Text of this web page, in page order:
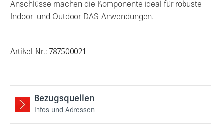
Anschlüsse machen die Komponente ideal für robuste
Indoor- und Outdoor-DAS-Anwendungen.
Artikel-Nr.: 787500021
Bezugsquellen
Infos und Adressen